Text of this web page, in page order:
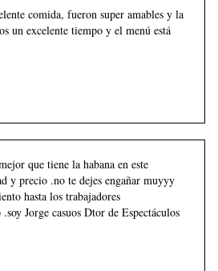
comida, fueron super amables y la
un excelente tiempo y el menú está
que tiene la habana en este
y precio .no te dejes engañar muyyy
hasta los trabajadores
Jorge casuos Dtor de Espectáculos